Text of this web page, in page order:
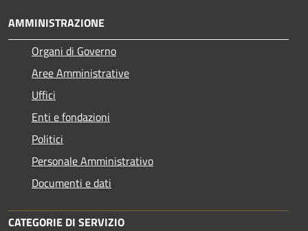
AMMINISTRAZIONE
Organi di Governo
Aree Amministrative
Uffici
Enti e fondazioni
Politici
Personale Amministrativo
Documenti e dati
CATEGORIE DI SERVIZIO